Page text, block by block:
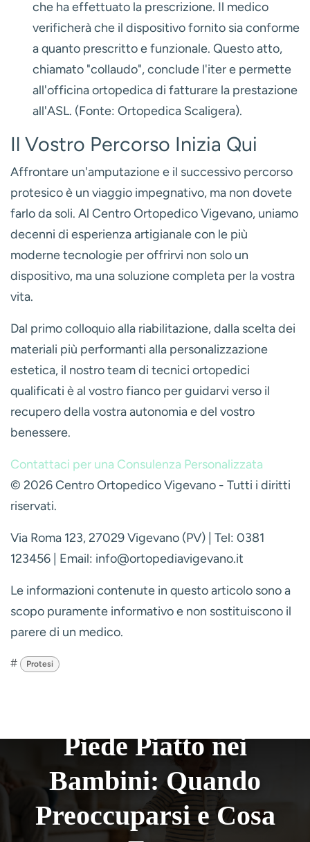
deve contenere il codice del dispositivo
richiesto secondo il Nomenclatore.
Il Preventivo:Con la prescrizione, ci si rivolge a
un'officina ortopedica convenzionata con il
SSN, come il nostro Centro Ortopedico
Vigevano. Il tecnico ortopedico valuterà il caso e
preparerà un preventivo di spesa dettagliato.
(prescrizione, preventivo, copia del certificato di
invalidità, tessera sanitaria e documento
d'identità) va presentata all'Ufficio Protesidella
propria Azienda Sanitaria Locale.
L'Autorizzazione:L'Ufficio Protesi valuta la
richiesta e, se la ritiene congrua, rilascia
variare.
La Fornitura:Una volta ricevuta l'autorizzazione,
l'officina ortopedica procede alla costruzione e
alla consegna della protesi.
Il Collaudo:Entro 20 giorni dalla consegna, il
paziente deve tornare dal medico specialista
verificherà che il dispositivo fornito sia conforme
a quanto prescritto e funzionale. Questo atto,
chiamato "collaudo", conclude l'iter e permette
all'officina ortopedica di fatturare la prestazione
all'ASL. (Fonte: Ortopedica Scaligera).
Il Vostro Percorso Inizia Qui
Affrontare un'amputazione e il successivo percorso
protesico è un viaggio impegnativo, ma non dovete
farlo da soli. Al Centro Ortopedico Vigevano, uniamo
decenni di esperienza artigianale con le più
vita.
Dal primo colloquio alla riabilitazione, dalla scelta dei
materiali più performanti alla personalizzazione
estetica, il nostro team di tecnici ortopedici
qualificati è al vostro fianco per guidarvi verso il